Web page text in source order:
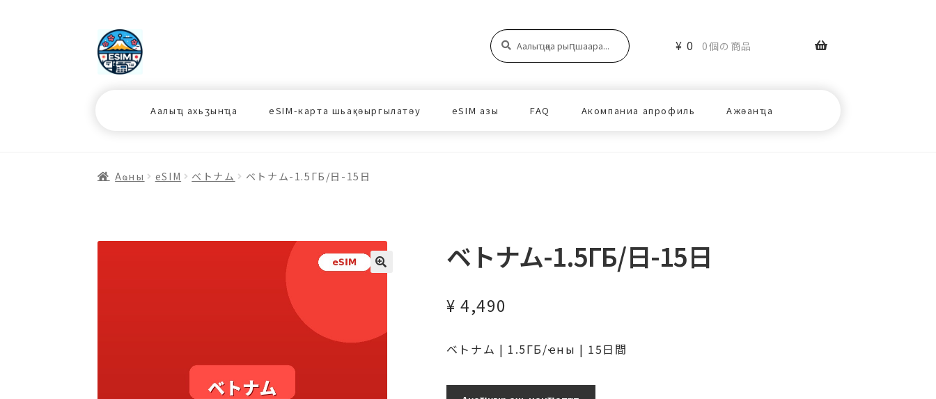
ナ
ビ
ゲ
ス
コ
ン
テ
プ
Аԥшаара:
Аԥшаара
Аалыҵ ахьӡынҵа eSIM-карта шьақәыргылатәу eSIM азы FAQ Акомпаниа апрофиль Ажәанҵа
¥ 0 0個の商品
Аҩны еSIM ベトナム ベトナム-1.5ГБ/日-15日
ベトナム-1.5ГБ/日-15日
¥ 4,490
ベトナム | 1.5ГБ/ҽны | 15日間